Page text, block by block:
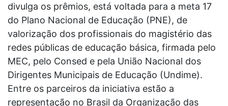
divulga os prêmios, está voltada para a meta 17
do Plano Nacional de Educação (PNE), de
valorização dos profissionais do magistério das
redes públicas de educação básica, firmada pelo
MEC, pelo Consed e pela União Nacional dos
Dirigentes Municipais de Educação (Undime).
Entre os parceiros da iniciativa estão a
representação no Brasil da Organização das